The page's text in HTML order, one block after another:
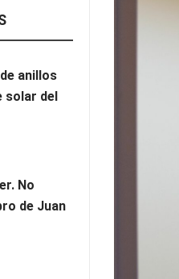
anillos
solar del
No
de Juan